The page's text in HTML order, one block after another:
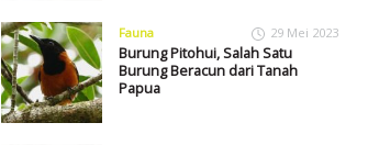
Fauna 29 Mei 2023
Burung Pitohui, Salah Satu
Burung Beracun dari Tanah
Papua